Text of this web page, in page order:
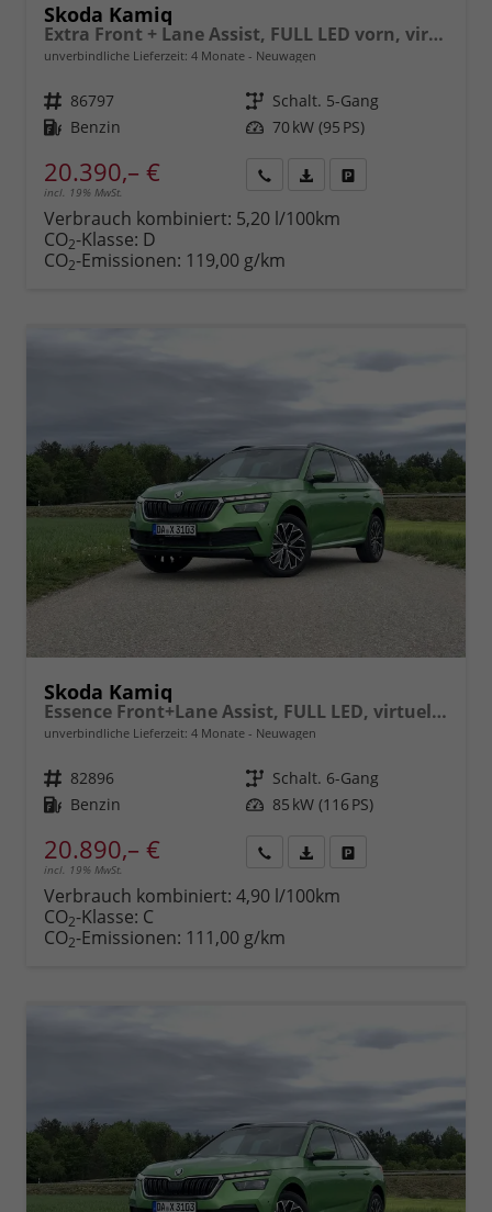
Skoda Kamiq
Extra Front + Lane Assist, FULL LED vorn, virtuelles Cockpit, manuelle Klima, Parksensoren hinten, ISOFIX, el. Fensterheber vorn uvm.
unverbindliche Lieferzeit: 4 Monate Neuwagen
Fahrzeugnr. 86797 Getriebe Schalt. 5-Gang
Kraftstoff Benzin Leistung 70 kW (95 PS)
20.390,– €
incl. 19% MwSt.
anfordern
Datei,
Verbrauch kombiniert: 5,20 l/100km
CO2-Klasse: D
CO2-Emissionen: 119,00 g/km
Skoda Kamiq
Essence Front+Lane Assist, FULL LED, virtuelles Cockpit, , Klima, Parksensoren, ISOFIX, el. Fensterheber vorn uvm.
unverbindliche Lieferzeit: 4 Monate Neuwagen
Fahrzeugnr. 82896 Getriebe Schalt. 6-Gang
Kraftstoff Benzin Leistung 85 kW (116 PS)
20.890,– €
incl. 19% MwSt.
anfordern
Datei,
Verbrauch kombiniert: 4,90 l/100km
CO2-Klasse: C
CO2-Emissionen: 111,00 g/km